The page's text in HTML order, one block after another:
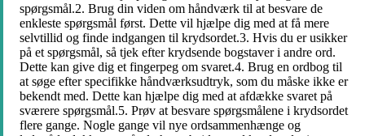
spørgsmål.2. Brug din viden om håndværk til at besvare de
enkleste spørgsmål først. Dette vil hjælpe dig med at få mere
selvtillid og finde indgangen til krydsordet.3. Hvis du er usikker
på et spørgsmål, så tjek efter krydsende bogstaver i andre ord.
Dette kan give dig et fingerpeg om svaret.4. Brug en ordbog til
at søge efter specifikke håndværksudtryk, som du måske ikke er
bekendt med. Dette kan hjælpe dig med at afdække svaret på
sværere spørgsmål.5. Prøv at besvare spørgsmålene i krydsordet
flere gange. Nogle gange vil nye ordsammenhænge og